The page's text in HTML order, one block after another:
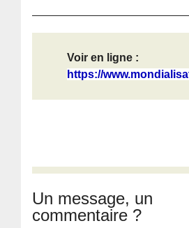
Voir en ligne :
https://
Un message, un
commentaire ?